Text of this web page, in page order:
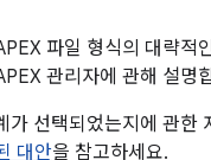
파일 형식의 대략적
관리자에 관해 설명
가 선택되었는지에 관한
대안을 참고하세요.